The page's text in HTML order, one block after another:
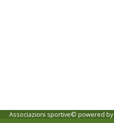
Associazioni sportive© powered by